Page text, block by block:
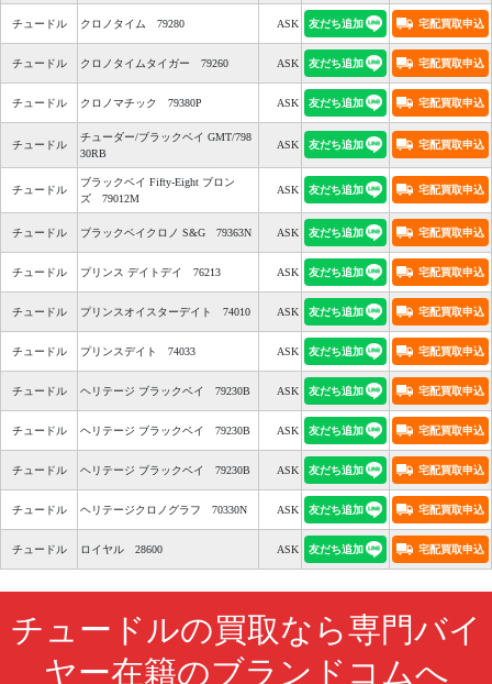
チュードル クロノタイム 79280 ASK 友だち追加 宅配買取申込
チュードル クロノタイムタイガー 79260 ASK 友だち追加 宅配買取申込
チュードル クロノマチック 79380P ASK 友だち追加 宅配買取申込
チュードル
チューダー/ブラックベイ GMT/798
30RB
ASK 友だち追加 宅配買取申込
チュードル
ブラックベイ Fifty-Eight ブロン
ズ 79012M
ASK 友だち追加 宅配買取申込
チュードル ブラックベイクロノ S&G 79363N ASK 友だち追加 宅配買取申込
チュードル プリンス デイトデイ 76213 ASK 友だち追加 宅配買取申込
チュードル プリンスオイスターデイト 74010 ASK 友だち追加 宅配買取申込
チュードル プリンスデイト 74033 ASK 友だち追加 宅配買取申込
チュードル ヘリテージ ブラックベイ 79230B ASK 友だち追加 宅配買取申込
チュードル ヘリテージ ブラックベイ 79230B ASK 友だち追加 宅配買取申込
チュードル ヘリテージ ブラックベイ 79230B ASK 友だち追加 宅配買取申込
チュードル ヘリテージクロノグラフ 70330N ASK 友だち追加 宅配買取申込
チュードル ロイヤル 28600 ASK 友だち追加 宅配買取申込
チュードルの買取なら専門バイ
ヤー在籍のブランドコムへ